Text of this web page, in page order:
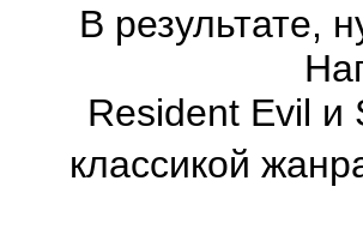
В результате,
Resident Evil и
классикой